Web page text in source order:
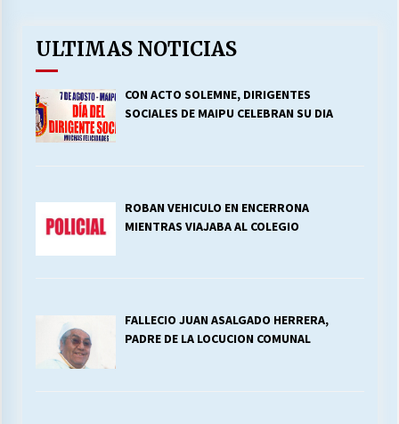
ULTIMAS NOTICIAS
CON ACTO SOLEMNE, DIRIGENTES
SOCIALES DE MAIPU CELEBRAN SU DIA
ROBAN VEHICULO EN ENCERRONA
MIENTRAS VIAJABA AL COLEGIO
FALLECIO JUAN ASALGADO HERRERA,
PADRE DE LA LOCUCION COMUNAL